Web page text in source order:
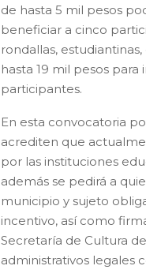
de hasta 5 mil pesos
beneficiar a cinco
rondallas,
hasta 19 mil pesos
participantes.
En esta convocatoria
acrediten que
por las instituciones
además se pedirá a
municipio y sujeto
incentivo, así como
Secretaría de Cultura
administrativos legales